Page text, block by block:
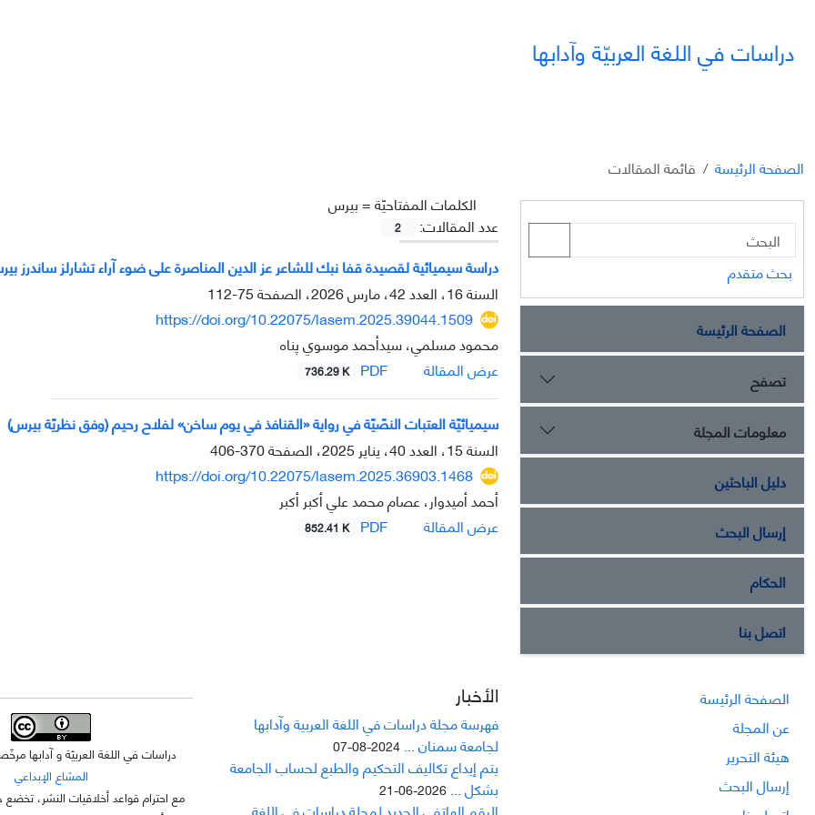
دراسات في اللغة العربيّة وآدابها
الصفحة الرئيسة
قائمة المقالات
الکلمات المفتاحيّة =بيرس
عدد المقالات:
2
دراسة سيميائية لقصيدة قفا نبك للشاعر عز الدين المناصرة على ضوء آراء تشارلز ساندرز
السنة 16، العدد 42، مارس 2026، الصفحة
75-112
https://doi.org/10.22075/lasem.2025.39044.1509
محمود مسلمي، سيدأحمد موسوي پناه
عرض المقالة
736.29 K
سيميائيّة العتبات النصّيّة في روایة «القنافذ في يوم ساخن» لفلاح رحیم (وفق نظريّة بيرس)
السنة 15، العدد 40، يناير 2025، الصفحة
370-406
https://doi.org/10.22075/lasem.2025.36903.1468
أحمد أميدوار، عصام محمد علي أكبر أكبر
عرض المقالة
852.41 K
بحث متقدم
الصفحة الرئيسة
تصفح
معلومات المجلة
دليل الباحثين
إرسال البحث
الحكام
اتصل بنا
الصفحة الرئيسة
عن المجلة
هيئة التحرير
إرسال البحث
الأخبار
فهرسة مجلة دراسات في اللغة العربية وآدابها
لجامعة سمنان ... 2024-08-07
يتم إيداع تکاليف التحکيم والطبع لحساب الجامعة
بشکل ... 2026-06-21
دراسات في اللغة العربيّة و آدابها
المشاع الإبداعي
مع احترام قواعد أخلاقيات النشر،